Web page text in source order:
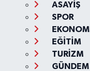
ASAYİŞ
SPOR
EKONOMİ
EĞİTİM
TURİZM
GÜNDEM